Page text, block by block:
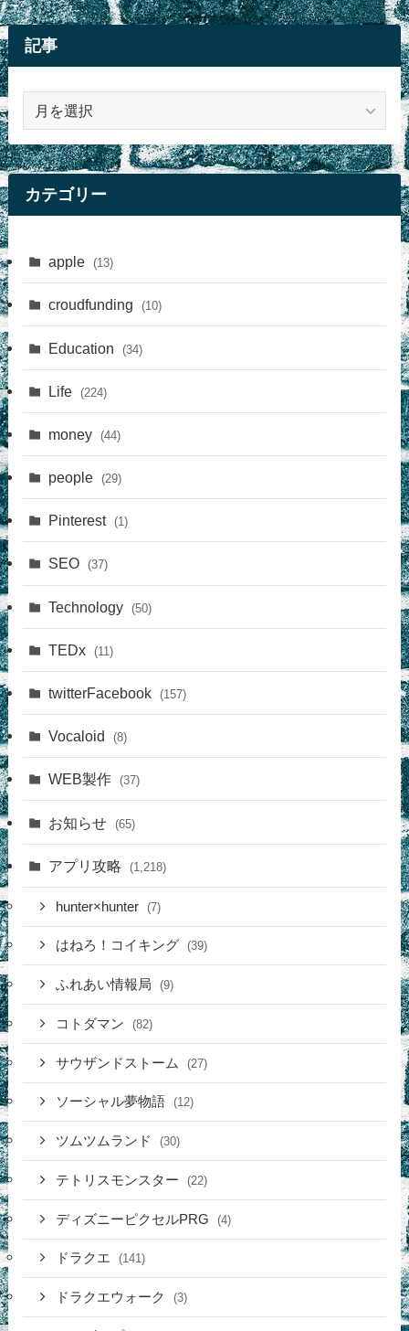
記事
カテゴリー
apple (13)
croudfunding (10)
Education (34)
Life (224)
money (44)
people (29)
Pinterest (1)
SEO (37)
Technology (50)
TEDx (11)
twitterFacebook (157)
Vocaloid (8)
WEB製作 (37)
お知らせ (65)
アプリ攻略 (1,218)
hunter×hunter (7)
はねろ！コイキング (39)
ふれあい情報局 (9)
コトダマン (82)
サウザンドストーム (27)
ソーシャル夢物語 (12)
ツムツムランド (30)
テトリスモンスター (22)
ディズニーピクセルPRG (4)
ドラクエ (141)
ドラクエウォーク (3)